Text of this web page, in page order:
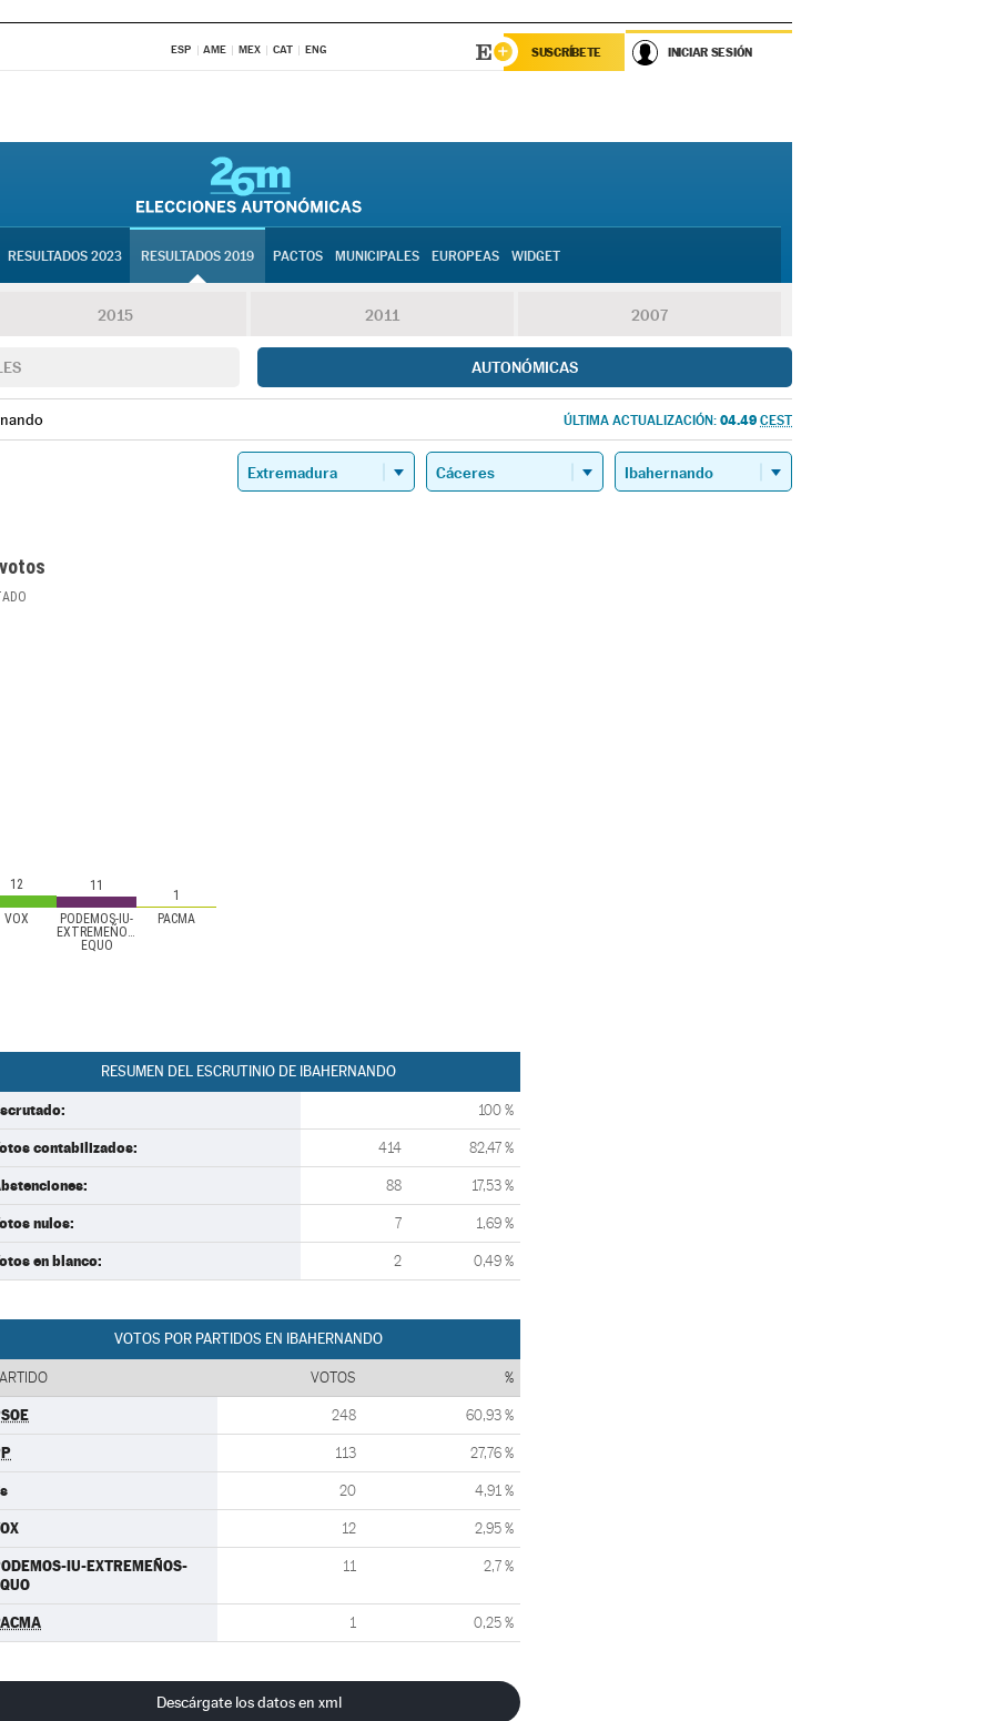
ESP AME MEX CAT ENG SUSCRÍBETE INICIAR SESIÓN
RESULTADOS 2023 RESULTADOS 2019 PACTOS MUNICIPALES EUROPEAS WIDGET
2015 2011 2007
AUTONÓMICAS
ÚLTIMA ACTUALIZACIÓN: 04.49 CEST
VOX
PODEMOS-IU-
EXTREMEÑOS-
EQUO
PACMA
12 11
1
RESUMEN DEL ESCRUTINIO DE IBAHERNANDO
100 %
contabilizados: 414 82,47 %
88 17,53 %
nulos: 7 1,69 %
en blanco: 2 0,49 %
VOTOS POR PARTIDOS EN IBAHERNANDO
VOTOS %
248 60,93 %
113 27,76 %
20 4,91 %
12 2,95 %
IU-EXTREMEÑOS-
11 2,7 %
1 0,25 %
Descárgate los datos en xml